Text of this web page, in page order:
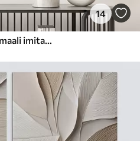
14
Abstraktne kompositsioon, maali imitatsioon